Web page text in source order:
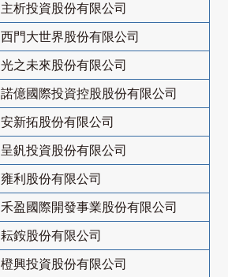
主析投資股份有限公司
西門大世界股份有限公司
光之未來股份有限公司
諾億國際投資控股股份有限公司
安新拓股份有限公司
呈釩投資股份有限公司
雍利股份有限公司
禾盈國際開發事業股份有限公司
耘銨股份有限公司
橙興投資股份有限公司